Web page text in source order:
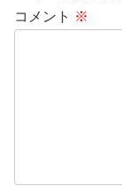
コメント ※